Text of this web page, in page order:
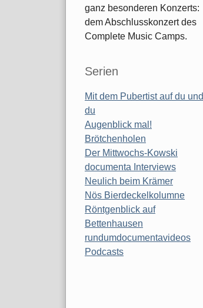
ganz besonderen Konzerts:
dem Abschlusskonzert des
Complete Music Camps.
Serien
Mit dem Pubertist auf du und
du
Augenblick mal!
Brötchenholen
Der Mittwochs-Kowski
documenta Interviews
Neulich beim Krämer
Nös Bierdeckelkolumne
Röntgenblick auf
Bettenhausen
rundumdocumentavideos
Podcasts